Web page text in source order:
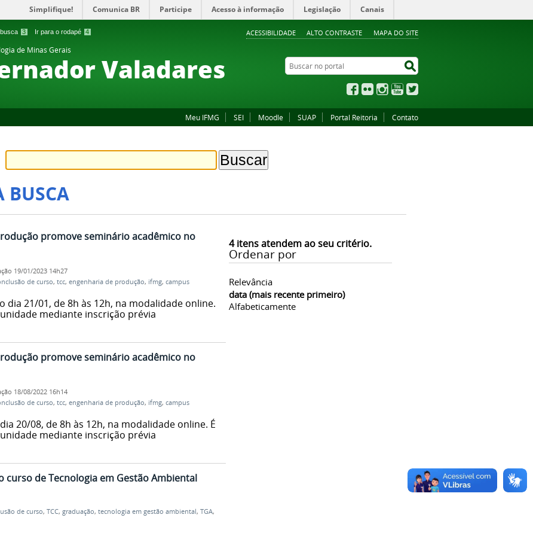
3 Ir para o rodapé 4 ACESSIBILIDADE ALTO CONTRASTE MAPA DO SITE
Simplifique! Comunica BR Participe Acesso à informação Legislação Canais
de Minas Gerais
Valadares Buscar no portal
Facebook
Flickr InstagramYouTube
Meu IFMG SEI Moodle SUAP Portal Reitoria Contato
BUSCA
4itens atendem ao seu critério.
Ordenar por
Relevância
data (mais recente primeiro)
Alfabeticamente
promove seminário acadêmico no
19/01/2023 14h27
de curso, tcc, engenharia de produção, ifmg, campus
21/01, de 8h às 12h, na modalidade online. É
mediante inscrição prévia
promove seminário acadêmico no
18/08/2022 16h14
de curso, tcc, engenharia de produção, ifmg, campus
20/08, de 8h às 12h, na modalidade online. É
mediante inscrição prévia
curso de Tecnologia em Gestão Ambiental
de curso, TCC, graduação, tecnologia em gestão ambiental, TGA,